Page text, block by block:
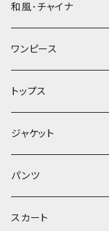
和風･チャイナ
ワンピース
トップス
ジャケット
パンツ
スカート